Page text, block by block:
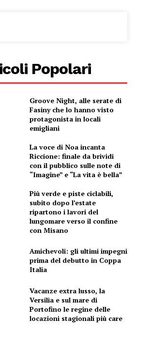
Popolari
Groove Night, alle serate di
Fasiny che lo hanno visto
protagonista in locali
emigliani
La voce di Noa incanta
Riccione: finale da brividi
con il pubblico sulle note di
“Imagine” e “La vita è bella”
Più verde e piste ciclabili,
subito dopo l’estate
ripartono i lavori del
lungomare verso il confine
con Misano
Amichevoli: gli ultimi impegni
prima del debutto in Coppa
Italia
Vacanze extra lusso, la
Versilia e sul mare di
Portofino le regine delle
locazioni stagionali più care